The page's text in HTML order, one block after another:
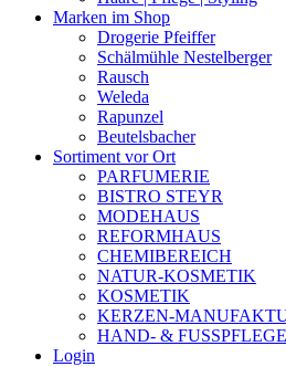
Marken im Shop
Drogerie Pfeiffer
Schälmühle Nestelberger
Rausch
Weleda
Rapunzel
Beutelsbacher
Sortiment vor Ort
PARFUMERIE
BISTRO STEYR
MODEHAUS
REFORMHAUS
CHEMIBEREICH
NATUR-KOSMETIK
KOSMETIK
KERZEN-
HAND- & FUSSPFLEGE
Login